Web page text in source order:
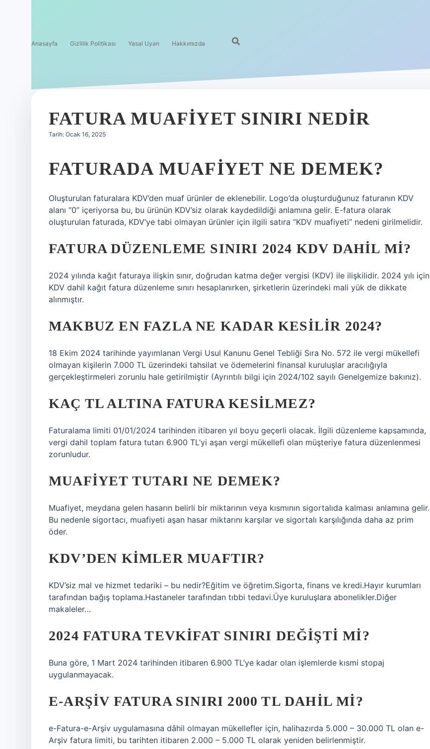
Anasayfa Gizlilik Politikası Yasal Uyarı Hakkımızda
FATURA MUAFIYET SINIRI NEDIR
Tarih: Ocak 16, 2025
FATURADA MUAFIYET NE DEMEK?
Oluşturulan faturalara KDV’den muaf ürünler de eklenebilir. Logo’da oluşturduğunuz faturanın KDV
alanı “0” içeriyorsa bu, bu ürünün KDV’siz olarak kaydedildiği anlamına gelir. E-fatura olarak
oluşturulan faturada, KDV’ye tabi olmayan ürünler için ilgili satıra “KDV muafiyeti” nedeni girilmelidir.
FATURA DÜZENLEME SINIRI 2024 KDV DAHIL MI?
2024 yılında kağıt faturaya ilişkin sınır, doğrudan katma değer vergisi (KDV) ile ilişkilidir. 2024 yılı için
KDV dahil kağıt fatura düzenleme sınırı hesaplanırken, şirketlerin üzerindeki mali yük de dikkate
alınmıştır.
MAKBUZ EN FAZLA NE KADAR KESILIR 2024?
18 Ekim 2024 tarihinde yayımlanan Vergi Usul Kanunu Genel Tebliği Sıra No. 572 ile vergi mükellefi
olmayan kişilerin 7.000 TL üzerindeki tahsilat ve ödemelerini finansal kuruluşlar aracılığıyla
gerçekleştirmeleri zorunlu hale getirilmiştir (Ayrıntılı bilgi için 2024/102 sayılı Genelgemize bakınız).
KAÇ TL ALTINA FATURA KESILMEZ?
Faturalama limiti 01/01/2024 tarihinden itibaren yıl boyu geçerli olacak. İlgili düzenleme kapsamında,
vergi dahil toplam fatura tutarı 6.900 TL’yi aşan vergi mükellefi olan müşteriye fatura düzenlenmesi
zorunludur.
MUAFIYET TUTARI NE DEMEK?
Muafiyet, meydana gelen hasarın belirli bir miktarının veya kısmının sigortalıda kalması anlamına gelir.
Bu nedenle sigortacı, muafiyeti aşan hasar miktarını karşılar ve sigortalı karşılığında daha az prim
öder.
KDV’DEN KIMLER MUAFTIR?
KDV’siz mal ve hizmet tedariki – bu nedir?Eğitim ve öğretim.Sigorta, finans ve kredi.Hayır kurumları
tarafından bağış toplama.Hastaneler tarafından tıbbi tedavi.Üye kuruluşlara abonelikler.Diğer
makaleler…
2024 FATURA TEVKIFAT SINIRI DEĞIŞTI MI?
Buna göre, 1 Mart 2024 tarihinden itibaren 6.900 TL’ye kadar olan işlemlerde kısmi stopaj
uygulanmayacak.
E-ARŞIV FATURA SINIRI 2000 TL DAHIL MI?
e-Fatura-e-Arşiv uygulamasına dâhil olmayan mükellefler için, halihazırda 5.000 – 30.000 TL olan e-
Arşiv fatura limiti, bu tarihten itibaren 2.000 – 5.000 TL olarak yeniden belirlenmiştir.